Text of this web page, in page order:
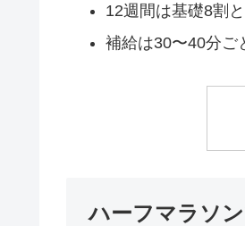
12週間は基礎8割
補給は30〜40分ご
ハーフマラソ